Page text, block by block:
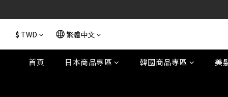
$ TWD 繁體中文
首頁 日本商品專區 韓國商品專區 美